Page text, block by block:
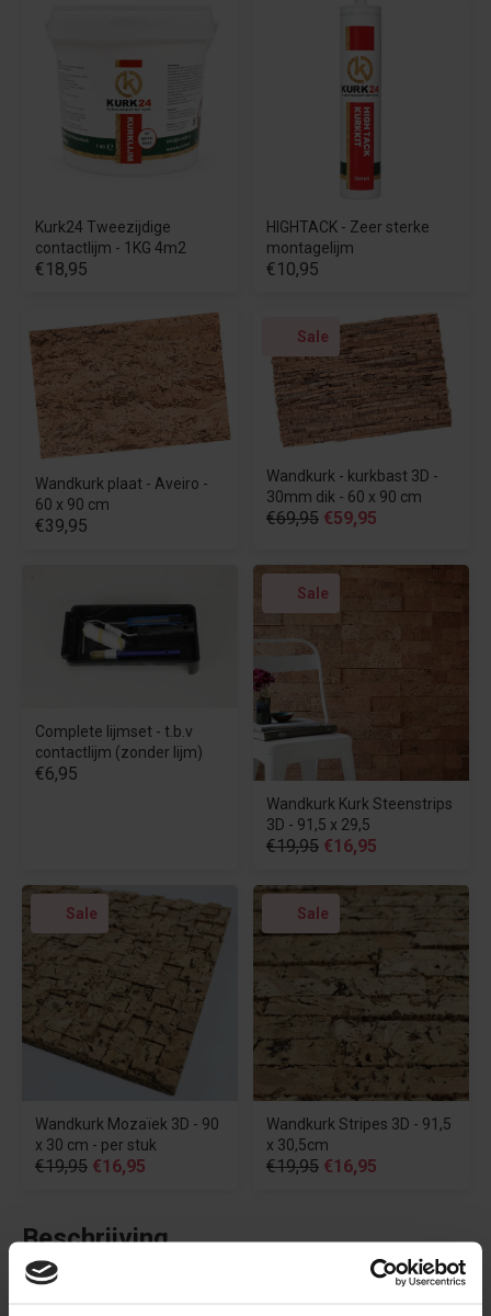
Kurk24 Tweezijdige
contactlijm - 1KG 4m2
€18,95
HIGHTACK - Zeer sterke
montagelijm
€10,95
Wandkurk plaat - Aveiro -
60 x 90 cm
€39,95
Sale
Wandkurk - kurkbast 3D -
30mm dik - 60 x 90 cm
€69,95 €59,95
Complete lijmset - t.b.v
contactlijm (zonder lijm)
€6,95
Sale
Wandkurk Kurk Steenstrips
3D - 91,5 x 29,5
€19,95 €16,95
Sale
Wandkurk Mozaïek 3D - 90
x 30 cm - per stuk
€19,95 €16,95
Sale
Wandkurk Stripes 3D - 91,5
x 30,5cm
€19,95 €16,95
Beschrijving
Een unieke, grove en natuurlijke kurkplaat gemaakt uit de